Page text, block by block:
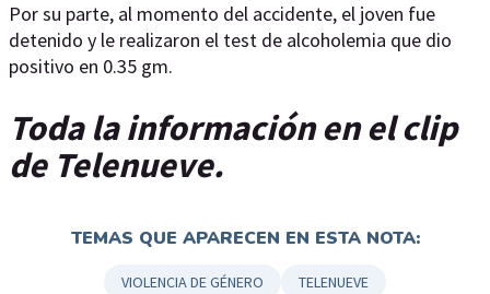
Por su parte, al momento del accidente, el joven fue
detenido y le realizaron el test de alcoholemia que dio
positivo en 0.35 gm.
Toda la información en el clip
de Telenueve.
TEMAS QUE APARECEN EN ESTA NOTA:
VIOLENCIA DE GÉNERO TELENUEVE